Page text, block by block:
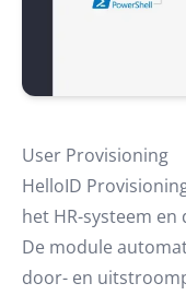
User Provisioning
HelloID
het HR-systeem
De module
door- en